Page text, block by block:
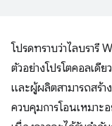
โปรดทราบว่าไลบรารี
ตัวอย่างโปรโตคอลเดี
และผู้ผลิตสามารถสร้า
ควบคุมการโอนเหมาะ